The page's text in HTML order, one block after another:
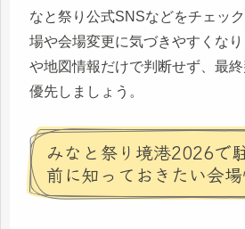
なと祭り公式SNSなどをチェッ
場や会場変更に気づきやすくな
や地図情報だけで判断せず、最
優先しましょう。
みなと祭り境港2026で
前に知っておきたい会